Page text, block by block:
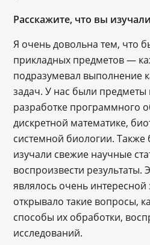
Расскажите, что вы
Я очень довольна тем, что
прикладных предметов —
подразумевал выполнение
задач. У нас были предметы
разработке программного
дискретной математике,
системной биологии.
изучали свежие научные
воспроизвести результаты.
являлось очень
открывало такие вопросы,
способы их обработки,
исследований.